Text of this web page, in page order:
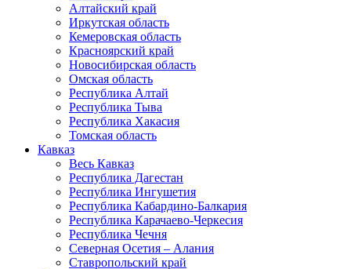
Алтайский край
Иркутская область
Кемеровская область
Красноярский край
Новосибирская область
Омская область
Республика Алтай
Республика Тыва
Республика Хакасия
Томская область
Кавказ
Весь Кавказ
Республика Дагестан
Республика Ингушетия
Республика Кабардино-Балкария
Республика Карачаево-Черкесия
Республика Чечня
Северная Осетия – Алания
Ставропольский край